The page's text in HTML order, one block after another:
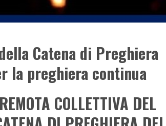
Catena di Preghiera
la preghiera continua
COLLETTIVA DEL